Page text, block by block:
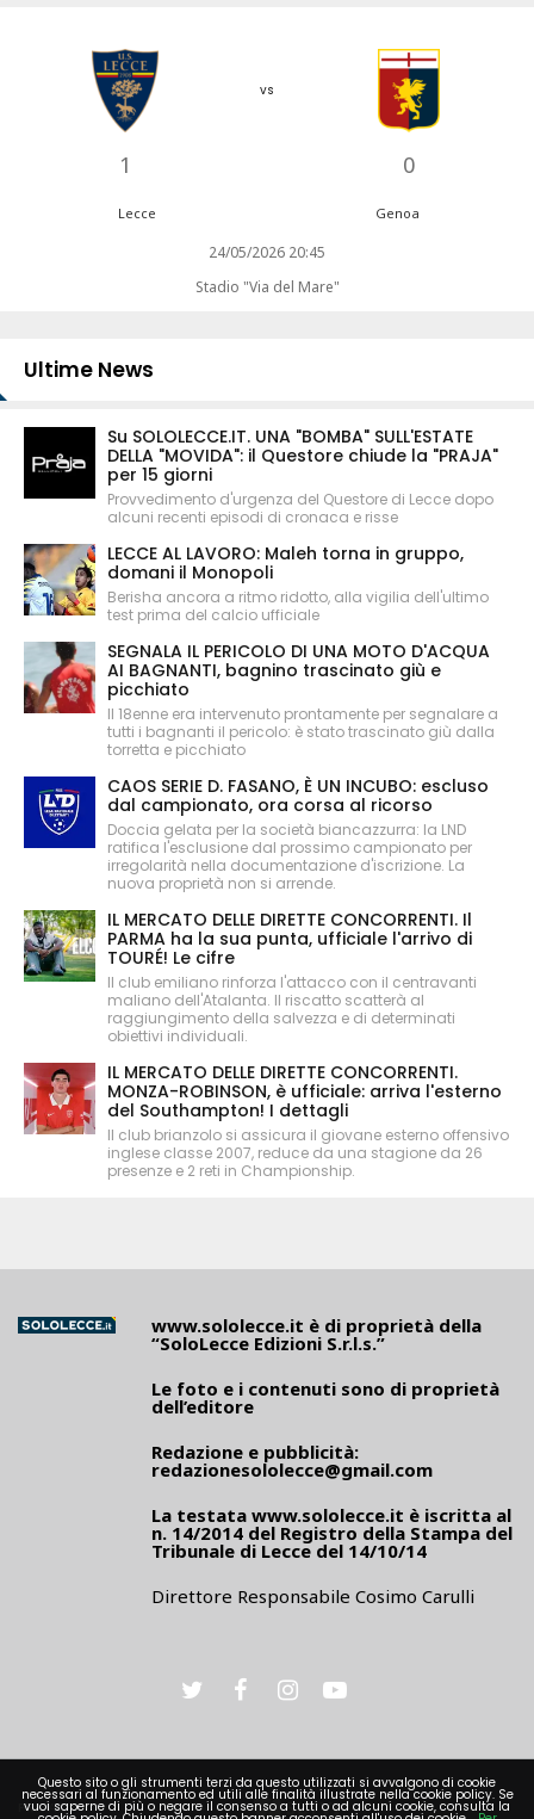
1
vs
0
Lecce Genoa
24/05/2026 20:45
Stadio "Via del Mare"
Ultime News
Su SOLOLECCE.IT. UNA "BOMBA" SULL'ESTATE
DELLA "MOVIDA": il Questore chiude la "PRAJA"
per 15 giorni
Provvedimento d'urgenza del Questore di Lecce dopo
alcuni recenti episodi di cronaca e risse
LECCE AL LAVORO: Maleh torna in gruppo,
domani il Monopoli
Berisha ancora a ritmo ridotto, alla vigilia dell'ultimo
test prima del calcio ufficiale
SEGNALA IL PERICOLO DI UNA MOTO D'ACQUA
AI BAGNANTI, bagnino trascinato giù e
picchiato
Il 18enne era intervenuto prontamente per segnalare a
tutti i bagnanti il pericolo: è stato trascinato giù dalla
torretta e picchiato
CAOS SERIE D. FASANO, È UN INCUBO: escluso
dal campionato, ora corsa al ricorso
Doccia gelata per la società biancazzurra: la LND
ratifica l'esclusione dal prossimo campionato per
irregolarità nella documentazione d'iscrizione. La
nuova proprietà non si arrende.
IL MERCATO DELLE DIRETTE CONCORRENTI. Il
PARMA ha la sua punta, ufficiale l'arrivo di
TOURÉ! Le cifre
Il club emiliano rinforza l'attacco con il centravanti
maliano dell'Atalanta. Il riscatto scatterà al
raggiungimento della salvezza e di determinati
obiettivi individuali.
IL MERCATO DELLE DIRETTE CONCORRENTI.
MONZA-ROBINSON, è ufficiale: arriva l'esterno
del Southampton! I dettagli
Il club brianzolo si assicura il giovane esterno offensivo
inglese classe 2007, reduce da una stagione da 26
presenze e 2 reti in Championship.
www.sololecce.it è di proprietà della
“SoloLecce Edizioni S.r.l.s.”
Le foto e i contenuti sono di proprietà
dell’editore
Redazione e pubblicità:
redazionesololecce@gmail.com
La testata www.sololecce.it è iscritta al
n. 14/2014 del Registro della Stampa del
Tribunale di Lecce del 14/10/14
Direttore Responsabile Cosimo Carulli
PRIVACY
Questo sito o gli strumenti terzi da questo utilizzati si avvalgono di cookie
necessari al funzionamento ed utili alle finalità illustrate nella cookie policy. Se
vuoi saperne di più o negare il consenso a tutti o ad alcuni cookie, consulta la